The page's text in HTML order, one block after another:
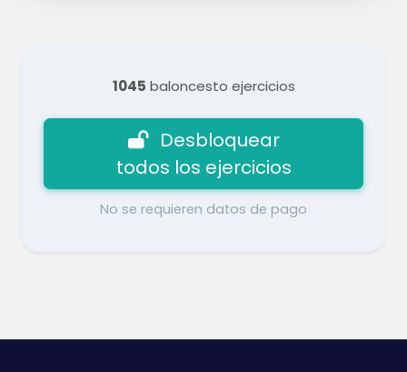
1045 baloncesto ejercicios
Desbloquear
todos los ejercicios
No se requieren datos de pago